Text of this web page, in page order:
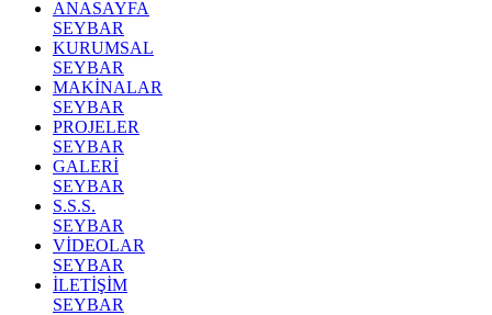
ANASAYFA
SEYBAR
KURUMSAL
SEYBAR
MAKİNALAR
SEYBAR
PROJELER
SEYBAR
GALERİ
SEYBAR
S.S.S.
SEYBAR
VİDEOLAR
SEYBAR
İLETİŞİM
SEYBAR